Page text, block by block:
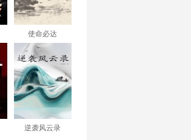
使命必达
逆袭风云录